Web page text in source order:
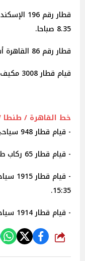
قطار رقم 196 الإسكندرية
8.35 صباحا.
قطار رقم 86 القاهرة أسوان (نوم) موعد قيامه الساعة 19.45.
قيام قطار 3008 مكيف الإسكندرية / أسوان الساعة 5:45.
خط القاهرة / طنطا
- قيام قطار 948 سياحى المنصورة / القاهرة الساعة 5:35.
- قيام قطار 65 ركاب طنطا / المنصورة الساعة 16:50.
-
15:35.
- قيام قطار 1914 سياحى المنصورة /شبرا الخيمة الساعة 6:35.
شارك